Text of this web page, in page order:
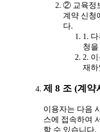
② 교육정
계약 신청
다.
1.
청을
2.
재하
제 8 조 (계약
이용자는 다음
스에 접속하여
할 수 있습니다.